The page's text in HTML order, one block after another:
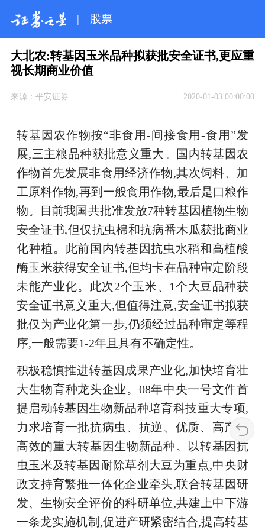
| 股票
大北农:转基因玉米品种拟获批安全证书,更应重
视长期商业价值
来源： 平安证券 2020-01-03 00:00:00
转基因农作物按“非食用-间接食用-食用”发
展,三主粮品种获批意义重大。国内转基因农
作物首先发展非食用经济作物,其次饲料、加
工原料作物,再到一般食用作物,最后是口粮作
物。目前我国共批准发放7种转基因植物生物
安全证书,但仅抗虫棉和抗病番木瓜获批商业
化种植。此前国内转基因抗虫水稻和高植酸
酶玉米获得安全证书,但均卡在品种审定阶段
未能产业化。此次2个玉米、1个大豆品种获
安全证书意义重大,但值得注意,安全证书拟获
批仅为产业化第一步,仍须经过品种审定等程
序,一般需要1-2年且具有不确定性。
积极稳慎推进转基因成果产业化,加快培育壮
大生物育种龙头企业。08年中央一号文件首
提启动转基因生物新品种培育科技重大专项,
力求培育一批抗病虫、抗逆、优质、高产、
高效的重大转基因生物新品种。以转基因抗
虫玉米及转基因耐除草剂大豆为重点,中央财
政支持育繁推一体化企业牵头,联合转基因研
发、生物安全评价的科研单位,共建上中下游
一条龙实施机制,促进产研紧密结合,提高转基